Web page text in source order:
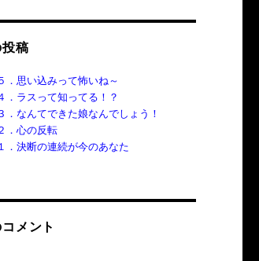
稿
．思い込みって怖いね～
．ラスって知ってる！？
．なんてできた娘なんでしょう！
．心の反転
．決断の連続が今のあなた
メント